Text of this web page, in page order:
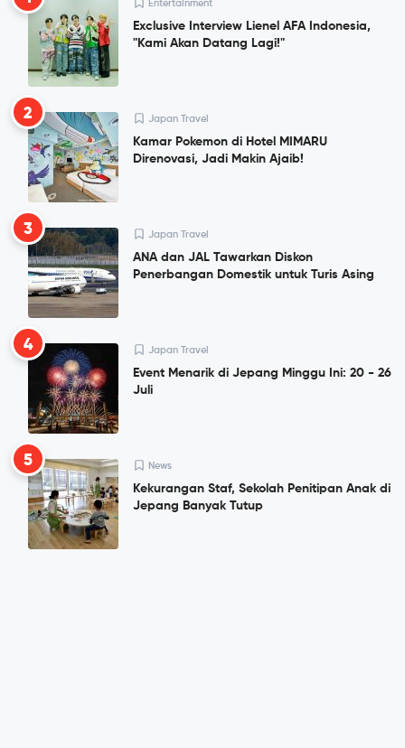
Entertainment
Exclusive Interview Lienel AFA Indonesia,
"Kami Akan Datang Lagi!"
2 Japan Travel
Kamar Pokemon di Hotel MIMARU
Direnovasi, Jadi Makin Ajaib!
3 Japan Travel
ANA dan JAL Tawarkan Diskon
Penerbangan Domestik untuk Turis Asing
4 Japan Travel
Event Menarik di Jepang Minggu Ini: 20 - 26
Juli
5 News
Kekurangan Staf, Sekolah Penitipan Anak di
Jepang Banyak Tutup